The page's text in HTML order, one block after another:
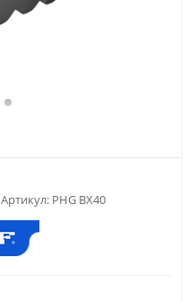
Артикул: PHG BX40